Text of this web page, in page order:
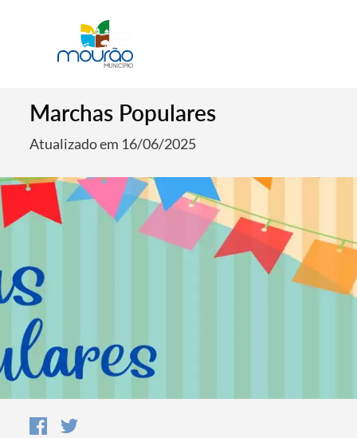
Marchas Populares
Atualizado em 16/06/2025